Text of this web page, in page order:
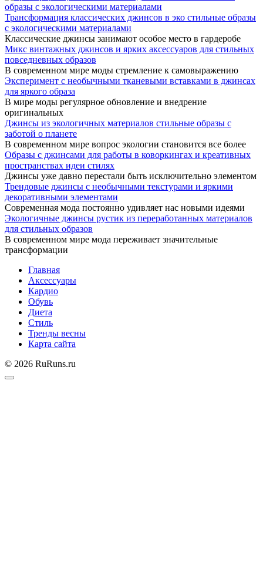
Трансформация классических джинсов в эко стильные образы
с экологическими материалами
Классические джинсы занимают особое место в гардеробе
Микс винтажных джинсов и ярких аксессуаров для стильных
повседневных образов
В современном мире моды стремление к самовыражению
Эксперимент с необычными тканевыми вставками в джинсах
для яркого образа
В мире моды регулярное обновление и внедрение
оригинальных
Джинсы из экологичных материалов стильные образы с
заботой о планете
В современном мире вопрос экологии становится все более
Образы с джинсами для работы в коворкингах и креативных
пространствах идеи стилях
Джинсы уже давно перестали быть исключительно элементом
Трендовые джинсы с необычными текстурами и яркими
декоративными элементами
Современная мода постоянно удивляет нас новыми идеями
Экологичные джинсы рустик из переработанных материалов
для стильных образов
В современном мире мода переживает значительные
трансформации
Главная
Аксессуары
Кардио
Обувь
Диета
Стиль
Тренды весны
Карта сайта
© 2026 RuRuns.ru